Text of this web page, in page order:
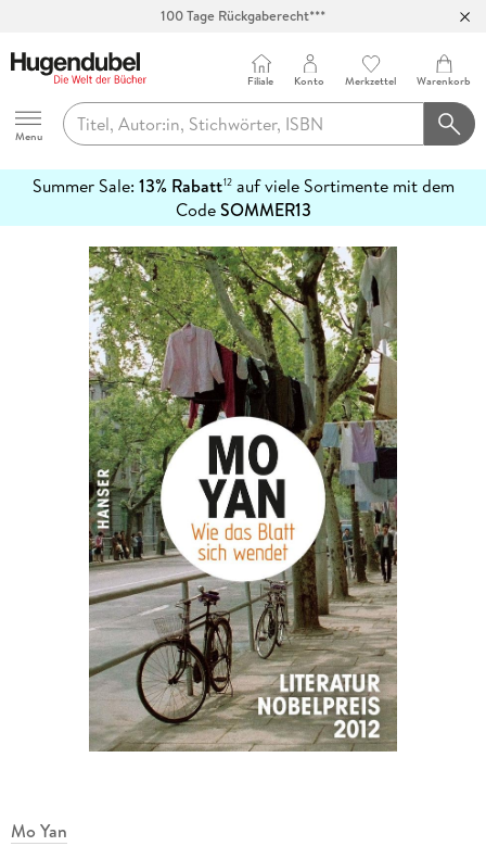
100 Tage Rückgaberecht***
Hugendubel
Menu
Filiale Konto Merkzettel Warenkorb
Summer Sale: 13% Rabatt12auf viele Sortimente mit dem
CodeSOMMER13
erfahren
Mo Yan